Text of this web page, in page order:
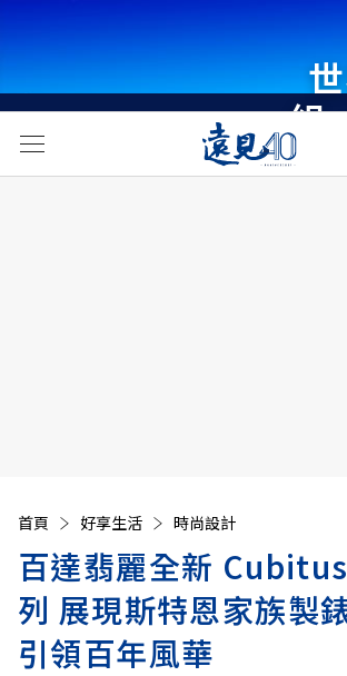
組
未
首頁 好享生活 時尚設計
百達翡麗全新
列 展現斯特恩家族製
引領百年風華